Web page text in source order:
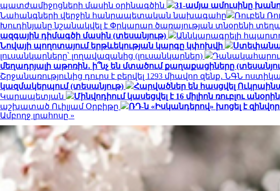
պատժամիջոցների մասին օրինագծին
31-ամյա ամուսինը
Նահանգների վերջին հանրապետական ​​նախագահը
Ռուբեն
Խուդինյանը նշանակվել է Փրկարար ծառայության տնօրենի
ազգային դիմագծի մասին (տեսանյութ)
Աննկարագրելի
Նովայի պողոտայում երթևեկության կարգը կփոխվի
լուսանկարները՝ լողավազանից (լուսանկարներ)
մեղադրյալի աթոռին․ ի՞նչ են մտածում քաղաքացիները
Շրջանառությունից դուրս է բերվել 1293 միավոր զենք․ ՆԳՆ
կազմակերպում (տեսանյութ)
Հարվածներ են հասցվել
Կարապետյան
Մինվոդիում կասեցվել է 16 միլիոն ռուբլու
աշխատած Ուիլյամ Օրբիթը
ՌԴ-ն «Իսկանդերով» խոցել է
Ամբողջ լրահոսը »